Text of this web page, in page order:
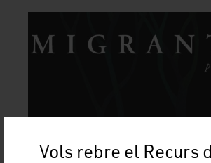
Vols rebre el Recurs